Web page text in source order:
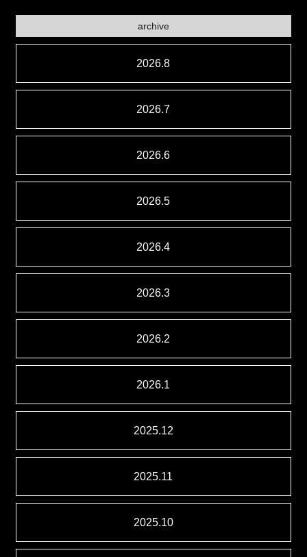
archive
2026.8
2026.7
2026.6
2026.5
2026.4
2026.3
2026.2
2026.1
2025.12
2025.11
2025.10